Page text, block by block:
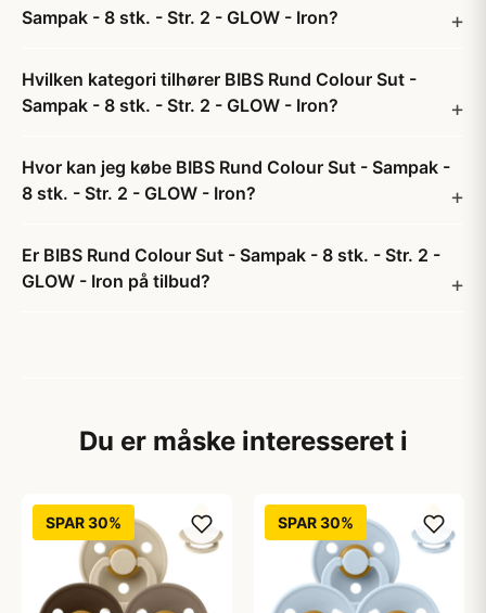
Sampak - 8 stk. - Str. 2 - GLOW - Iron?
Hvilken kategori tilhører BIBS Rund Colour Sut -
Sampak - 8 stk. - Str. 2 - GLOW - Iron?
Hvor kan jeg købe BIBS Rund Colour Sut - Sampak -
8 stk. - Str. 2 - GLOW - Iron?
Er BIBS Rund Colour Sut - Sampak - 8 stk. - Str. 2 -
GLOW - Iron på tilbud?
Du er måske interesseret i
SPAR 30% SPAR 30%